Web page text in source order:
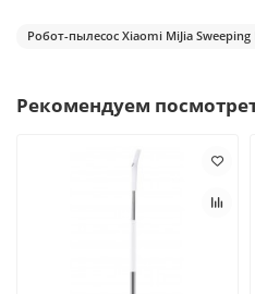
Робот-пылесос Xiaomi MiJia Sweeping
Рекомендуем